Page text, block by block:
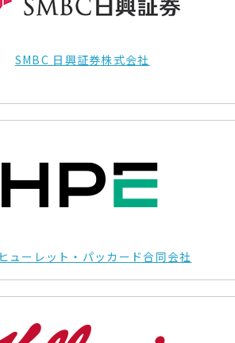
SMBC 日興証券株式会社
ューレット・パッカード合同会社